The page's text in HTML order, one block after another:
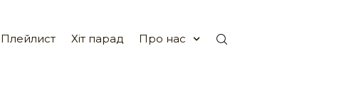
Плейлист Хіт парад Про нас